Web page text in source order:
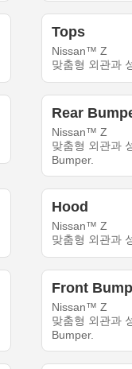
Tops
Nissan™ Z
맞춤형 외관과
Rear
Nissan™ Z
맞춤형 외관과
Bumper.
Hood
Nissan™ Z
맞춤형 외관과
Front
Nissan™ Z
맞춤형 외관과
Bumper.